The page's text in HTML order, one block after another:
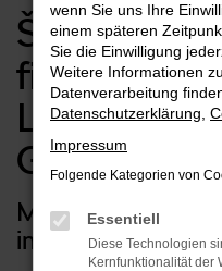
Škoda
finanzieren,
Göppingen
Maximal mobil
in Göppingen
wenn Sie uns Ihre
einem späteren
Sie die Einwilligung
Weitere Informationen
Datenverarbeitung
Datenschutzerklärung
Impressum
Folgende Kategorien von
Essentiell
Diese Technologien
Kernfunktionalität der